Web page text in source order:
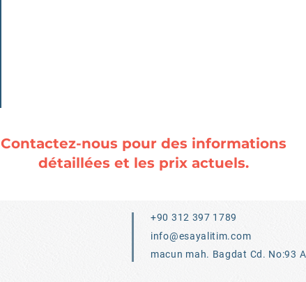
Contactez-nous pour des informations
détaillées et les prix actuels.
+90 312 397 1789
info@esayalitim.com
macun mah. Bagdat Cd. No:93